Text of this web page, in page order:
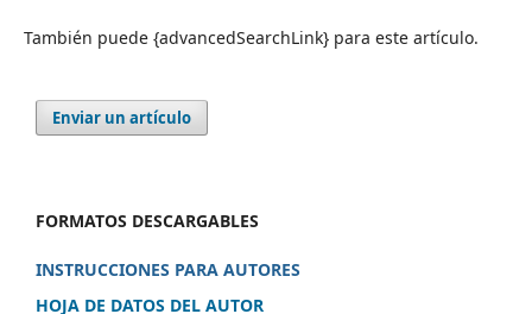
También puede {advancedSearchLink} para este artículo.
Enviar un artículo
FORMATOS DESCARGABLES
INSTRUCCIONES PARA AUTORES
HOJA DE DATOS DEL AUTOR